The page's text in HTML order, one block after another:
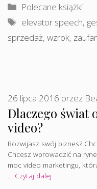
Kategorie
Polecane książki
Tagi
elevator speech,
sprzedaż, wzrok,
Dlaczego świat
video?
26 lipca 2016 przez
Rozwijasz swój biznes?
Chcesz wprowadzić na
moc video marketingu,
… Czytaj dalej